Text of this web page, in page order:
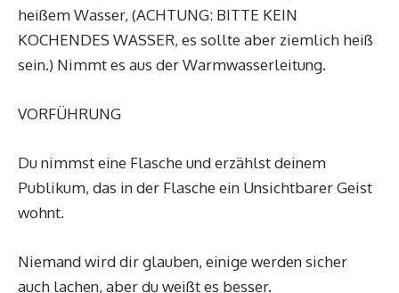
heißem Wasser, (ACHTUNG: BITTE KEIN
KOCHENDES WASSER, es sollte aber ziemlich heiß
sein.) Nimmt es aus der Warmwasserleitung.
VORFÜHRUNG
Du nimmst eine Flasche und erzählst deinem
Publikum, das in der Flasche ein Unsichtbarer Geist
wohnt.
Niemand wird dir glauben, einige werden sicher
auch lachen, aber du weißt es besser.